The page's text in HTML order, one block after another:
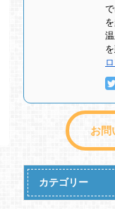
お問
カテゴリー